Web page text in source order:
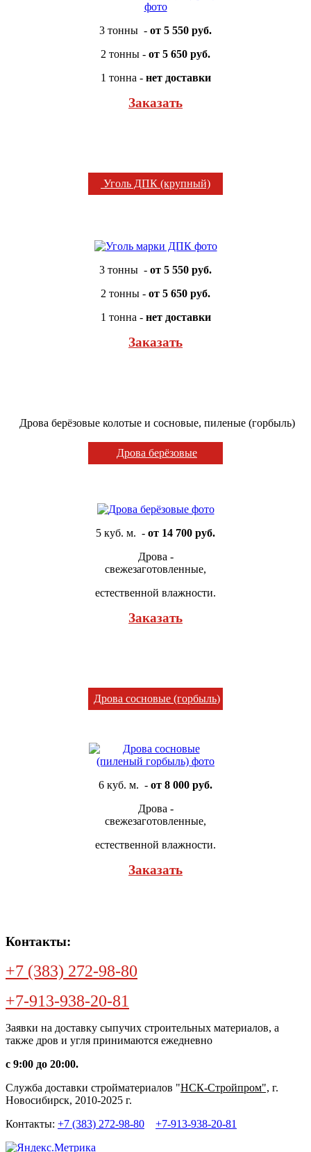
3 тонны - от 5 550 руб.
2 тонны - от 5 650 руб.
1 тонна - нет доставки
Заказать
Уголь ДПК (крупный)
3 тонны - от 5 550 руб.
2 тонны - от 5 650 руб.
1 тонна - нет доставки
Заказать
Дрова берёзовые колотые и сосновые, пиленые (горбыль)
Дрова берёзовые
5 куб. м. - от 14 700 руб.
Дрова -
свежезаготовленные,
естественной влажности.
Заказать
Дрова сосновые (горбыль)
6 куб. м. - от 8 000 руб.
Дрова -
свежезаготовленные,
естественной влажности.
Заказать
Контакты:
+7 (383) 272-98-80
+7-913-938-20-81
Заявки на доставку сыпучих строительных материалов, а
также дров и угля принимаются ежедневно
с 9:00 до 20:00.
Cлужба доставки стройматериалов "НСК-Стройпром", г.
Новосибирск, 2010-2025 г.
Контакты: +7 (383) 272-98-80 +7-913-938-20-81